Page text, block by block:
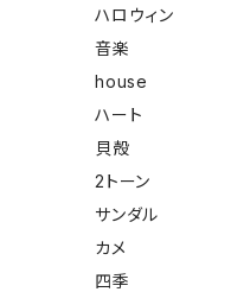
ハロウィン
音楽
house
ハート
貝殻
2トーン
サンダル
カメ
四季